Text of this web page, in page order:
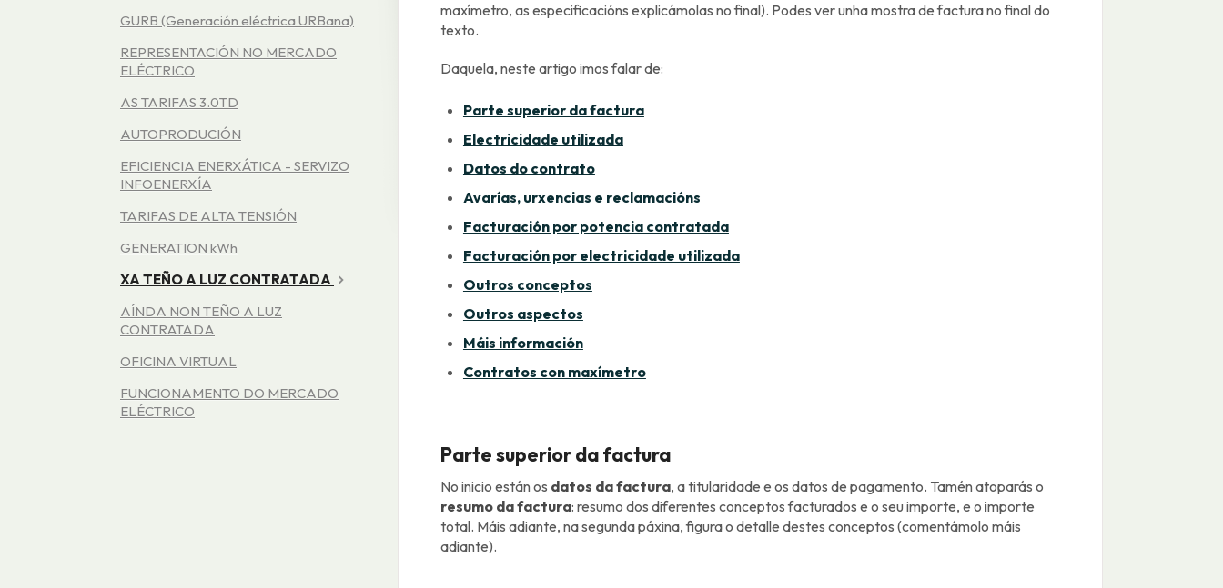
maxímetro, as especificacións explicámolas no final). Podes ver unha mostra de factura no final do
texto.
Daquela, neste artigo imos falar de:
Parte superior da factura
Electricidade utilizada
Datos do contrato
Avarías, urxencias e reclamacións
Facturación por potencia contratada
Facturación por electricidade utilizada
Outros conceptos
Outros aspectos
Máis información
Contratos con maxímetro
Parte superior da factura
No inicio están os datos da factura, a titularidade e os datos de pagamento. Tamén atoparás o
resumo da factura: resumo dos diferentes conceptos facturados e o seu importe, e o importe
total. Máis adiante, na segunda páxina, figura o detalle destes conceptos (comentámolo máis
adiante).
GURB (Generación eléctrica URBana)
REPRESENTACIÓN NO MERCADO
ELÉCTRICO
AS TARIFAS 3.0TD
AUTOPRODUCIÓN
EFICIENCIA ENERXÁTICA - SERVIZO
INFOENERXÍA
TARIFAS DE ALTA TENSIÓN
GENERATION kWh
XA TEÑO A LUZ CONTRATADA
AÍNDA NON TEÑO A LUZ
CONTRATADA
OFICINA VIRTUAL
FUNCIONAMENTO DO MERCADO
ELÉCTRICO